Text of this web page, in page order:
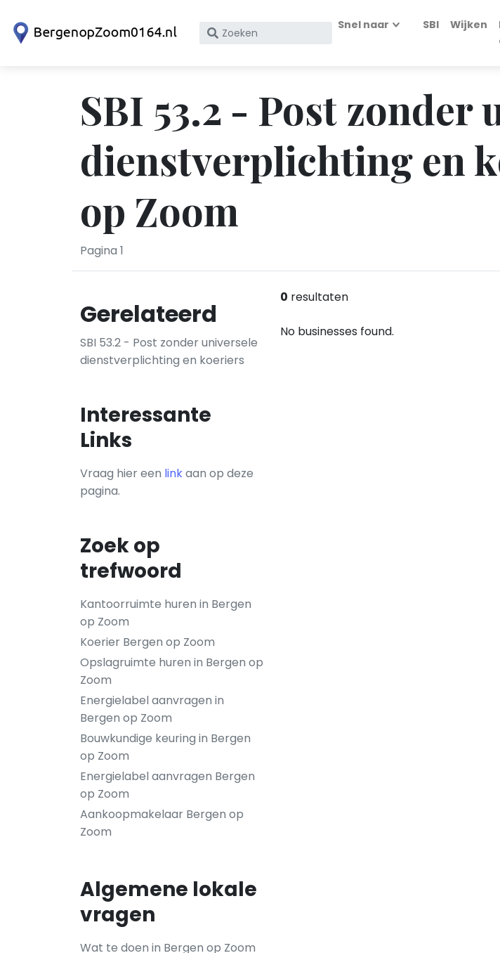
Zoek
KvK
nummer
Snel naar SBI Wijken
SBI 53.2 - Post zonder
dienstverplichting en
op Zoom
Pagina 1
Gerelateerd
SBI 53.2 - Post zonder universele
dienstverplichting en koeriers
Interessante
Links
Vraag hier een linkaan op deze
pagina.
Zoek op
trefwoord
Kantoorruimte huren in Bergen
op Zoom
Koerier Bergen op Zoom
Opslagruimte huren in Bergen op
Zoom
Energielabel aanvragen in
Bergen op Zoom
Bouwkundige keuring in Bergen
op Zoom
Energielabel aanvragen Bergen
op Zoom
Aankoopmakelaar Bergen op
Zoom
Algemene lokale
vragen
Wat te doen in Bergen op Zoom
0 resultaten
No businesses found.